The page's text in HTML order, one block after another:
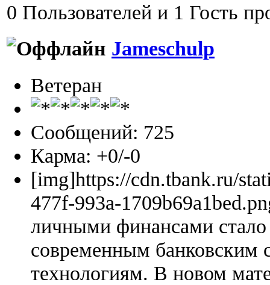
0 Пользователей и 1 Гость
Jameschulp
Ветеран
Сообщений: 725
Карма: +0/-0
[img]https://cdn.tbank.ru/
477f-993a-
личными финансами
современным банковским
технологиям. В новом